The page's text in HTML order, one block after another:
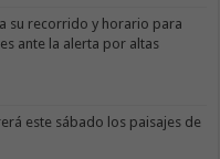
su recorrido y horario para
ante la alerta por altas
este sábado los paisajes de